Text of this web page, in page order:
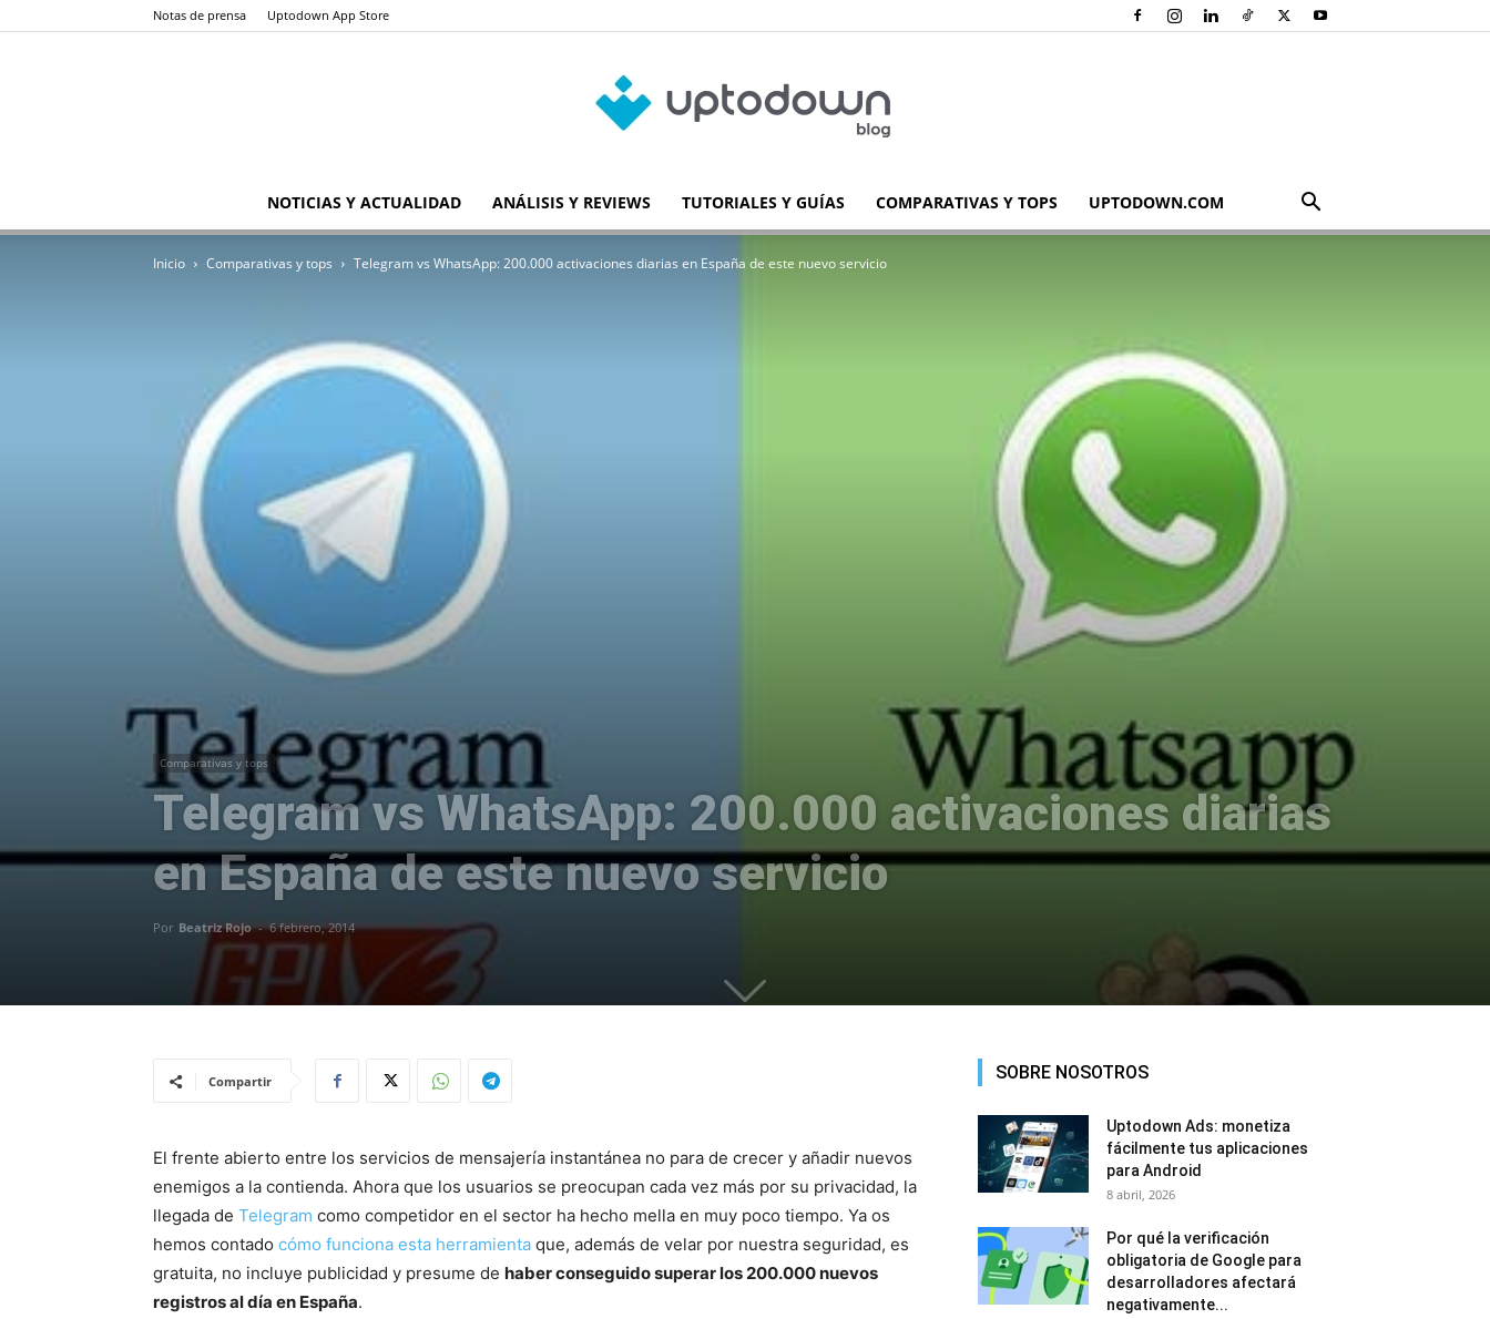
Notas de prensa Uptodown App Store
Blog
NOTICIAS Y ACTUALIDAD ANÁLISIS Y REVIEWS TUTORIALES Y GUÍAS COMPARATIVAS Y TOPS UPTODOWN.COM
Inicio Comparativas y tops Telegram vs WhatsApp: 200.000 activaciones diarias en España de este nuevo servicio
Comparativas y tops
Telegram vs WhatsApp: 200.000 activaciones diarias
en España de este nuevo servicio
Por Beatriz Rojo - 6 febrero, 2014
Compartir
El frente abierto entre los servicios de mensajería instantánea no para de crecer y añadir nuevos
enemigos a la contienda. Ahora que los usuarios se preocupan cada vez más por su privacidad, la
llegada de Telegram como competidor en el sector ha hecho mella en muy poco tiempo. Ya os
hemos contado cómo funciona esta herramienta que, además de velar por nuestra seguridad, es
gratuita, no incluye publicidad y presume de haber conseguido superar los 200.000 nuevos
registros al día en España.
SOBRE NOSOTROS
Uptodown Ads: monetiza
fácilmente tus aplicaciones
para Android
8 abril, 2026
Por qué la verificación
obligatoria de Google para
desarrolladores afectará
negativamente...